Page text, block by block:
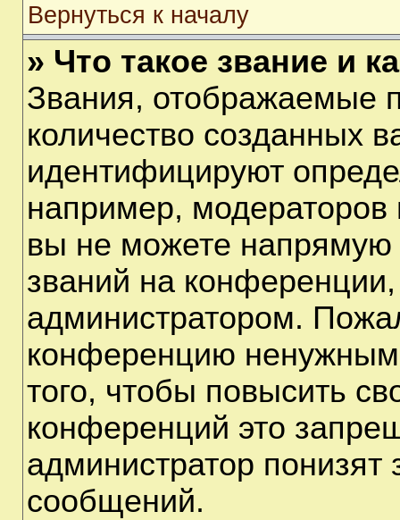
Вернуться к началу
» Что такое звание и
Звания, отображаемые
количество созданных
идентифицируют
например,
вы не можете напрямую
званий на
администратором.
конференцию
того, чтобы повысить
конференций это
администратор понизят
сообщений.